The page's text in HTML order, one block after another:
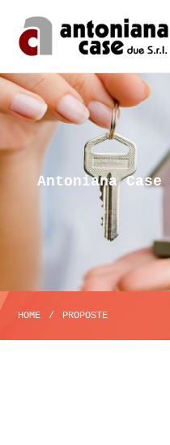
Antoniana Case
HOME / PROPOSTE